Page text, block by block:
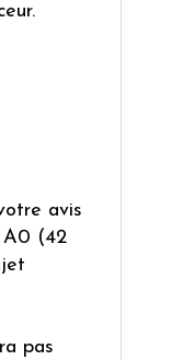
avis
A0 (42
pas